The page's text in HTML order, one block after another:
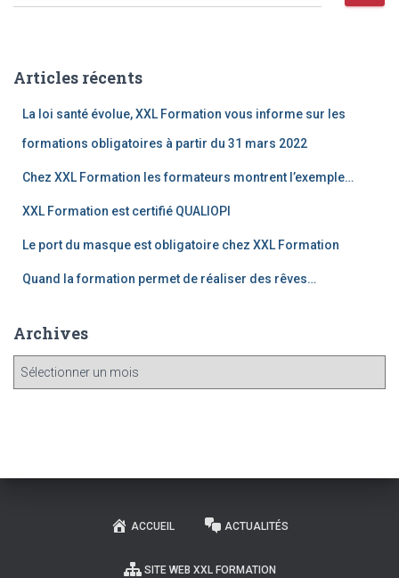
Articles récents
La loi santé évolue, XXL Formation vous informe sur les
formations obligatoires à partir du 31 mars 2022
Chez XXL Formation les formateurs montrent l’exemple…
XXL Formation est certifié QUALIOPI
Le port du masque est obligatoire chez XXL Formation
Quand la formation permet de réaliser des rêves…
Archives
ACCUEIL ACTUALITÉS
SITE WEB XXL FORMATION